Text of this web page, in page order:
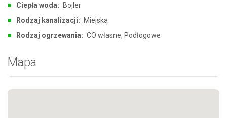
Ciepła woda: Bojler
Rodzaj kanalizacji: Miejska
Rodzaj ogrzewania: CO własne, Podłogowe
Mapa